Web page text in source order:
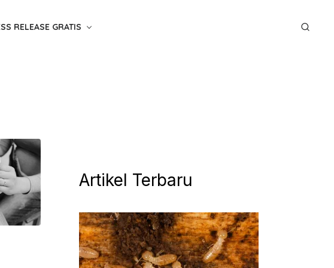
RELEASE GRATIS
Artikel Terbaru